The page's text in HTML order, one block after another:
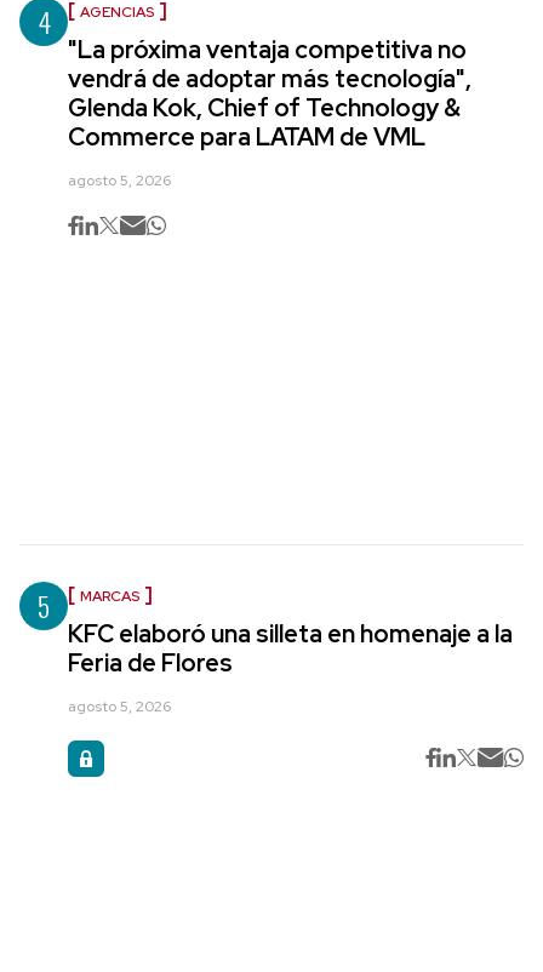
4 AGENCIAS
"La próxima ventaja competitiva no
vendrá de adoptar más tecnología",
Glenda Kok, Chief of Technology &
Commerce para LATAM de VML
agosto 5, 2026
5 MARCAS
KFC elaboró una silleta en homenaje a la
Feria de Flores
agosto 5, 2026